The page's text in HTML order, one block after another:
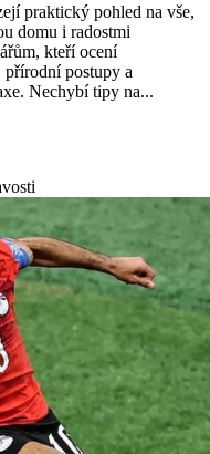
praktický pohled na vše,
domu i radostmi
kteří ocení
postupy a
Nechybí tipy na...